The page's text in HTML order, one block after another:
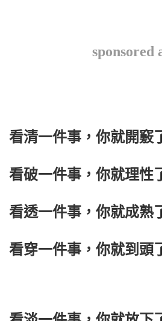
sponsored
看清一件事，你就開竅
看破一件事，你就理性
看透一件事，你就成熟
看穿一件事，你就到頭